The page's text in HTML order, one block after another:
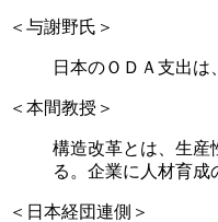
＜与謝野氏＞
日本のＯＤＡ支出
＜本間教授＞
構造改革とは、生産
る。企業に人材育成
＜日本経団連側＞